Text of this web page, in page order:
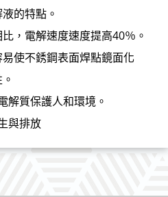
的特點。
，電解速度速度提高40％。
使不銹鋼表面焊點鏡面化
解質保護人和環境。
與排放